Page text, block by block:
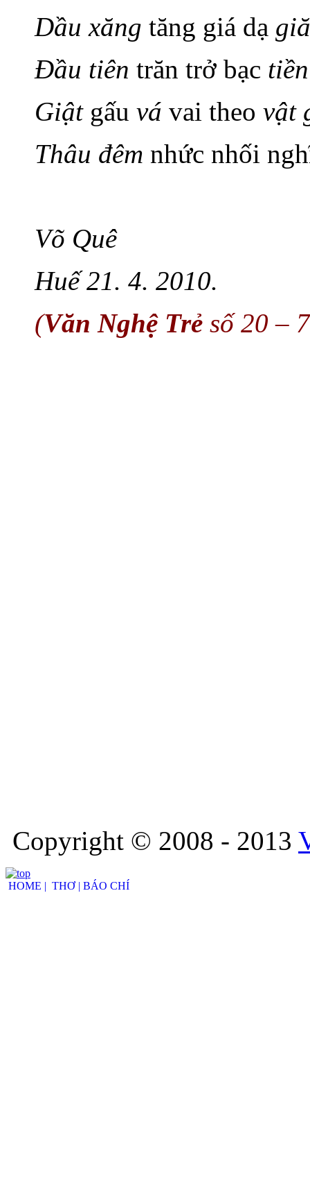
Dầu xăng tăng giá dạ
Đầu tiên trăn trở bạc
Giậtgấu vá vai theo vật
Thâu đêm nhức nhối
Võ Quê
Huế 21. 4. 2010.
(Văn Nghệ Trẻ số 20 –
Copyright © 2008 - 2013
HOME | THƠ | BÁO CHÍ